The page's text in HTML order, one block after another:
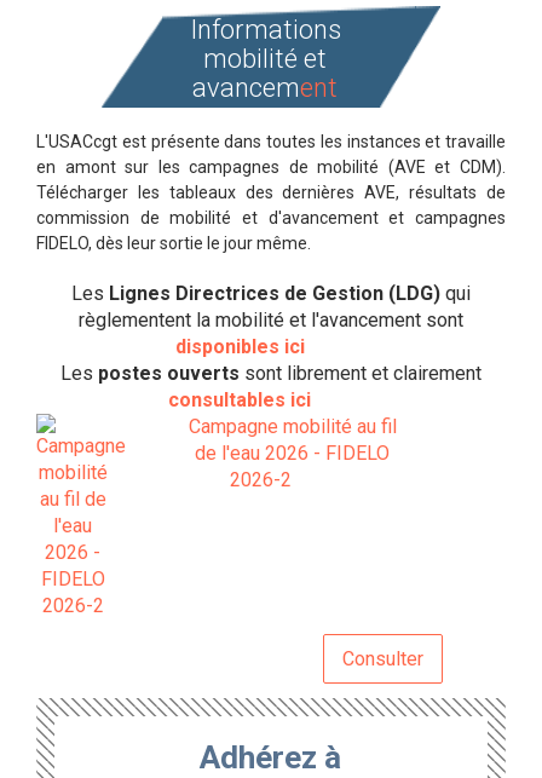
Informations
mobilité et
avancement
L'USACcgt est présente dans toutes les instances et travaille
en amont sur les campagnes de mobilité (AVE et CDM).
Télécharger les tableaux des dernières AVE, résultats de
commission de mobilité et d'avancement et campagnes
FIDELO, dès leur sortie le jour même.
Les Lignes Directrices de Gestion (LDG) qui
règlementent la mobilité et l'avancement sont
disponibles ici
Les postes ouverts sont librement et clairement
consultables ici
Campagne mobilité au fil
de l'eau 2026 - FIDELO
2026-2
Consulter
Adhérez à